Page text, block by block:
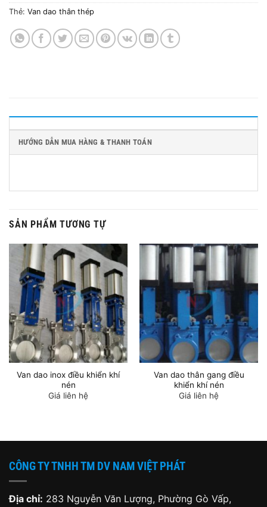
Thẻ: Van dao thân thép
HƯỚNG DẪN MUA HÀNG & THANH TOÁN
SẢN PHẨM TƯƠNG TỰ
Van dao inox điều khiển khí
nén
Giá liên hệ
Van dao thân gang điều
khiển khí nén
Giá liên hệ
CÔNG TY TNHH TM DV NAM VIỆT PHÁT
Địa chỉ: 283 Nguyễn Văn Lượng, Phường Gò Vấp,